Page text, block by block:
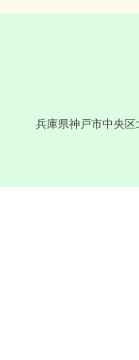
兵庫県神戸市中央